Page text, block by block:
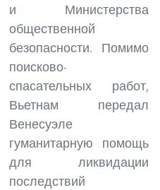
и Министерства
общественной
безопасности. Помимо
поисково-
спасательных работ,
Вьетнам передал
Венесуэле
гуманитарную помощь
для ликвидации
последствий